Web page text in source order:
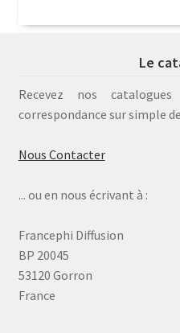
Le
Recevez nos
correspondance sur simple
Nous Contacter
... ou en nous écrivant à :
Francephi Diffusion
BP 20045
53120 Gorron
France